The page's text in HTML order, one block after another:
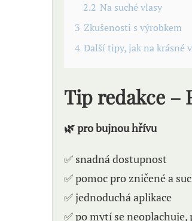
2.2 Na suché vlasy
3 Zkušenosti s výrobkem
4 Další tipy, jak na krásné
Tip redakce –
🌿 pro bujnou hřívu
✅ snadná dostupnost
✅ pomoc pro zničené a
✅ jednoduchá aplikace
✅ po mytí se neoplachuje,